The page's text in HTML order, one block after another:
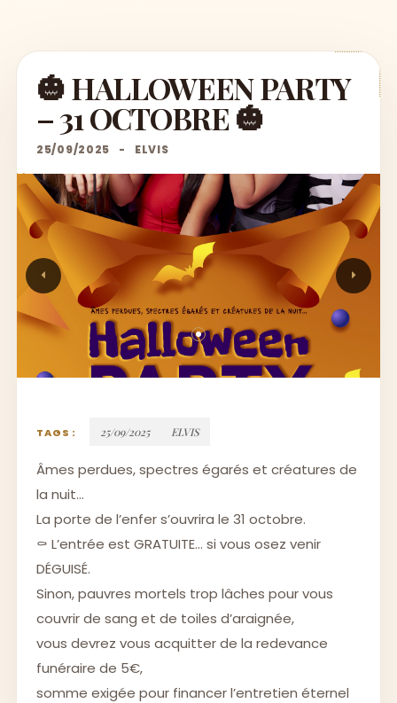
🎃 HALLOWEEN PARTY
– 31 OCTOBRE 🎃
25/09/2025 - ELVIS
TAGS : 25/09/2025 ELVIS
Âmes perdues, spectres égarés et créatures de
la nuit…
La porte de l’enfer s’ouvrira le 31 octobre.
⚰️ L’entrée est GRATUITE… si vous osez venir
DÉGUISÉ.
Sinon, pauvres mortels trop lâches pour vous
couvrir de sang et de toiles d’araignée,
vous devrez vous acquitter de la redevance
funéraire de 5€,
somme exigée pour financer l’entretien éternel